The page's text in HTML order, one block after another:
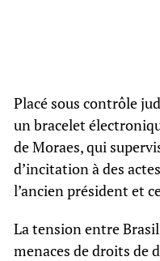
Placé sous contrôle
un bracelet
de Moraes, qui
d’incitation à des
l’ancien président et
La tension entre
menaces de droits de